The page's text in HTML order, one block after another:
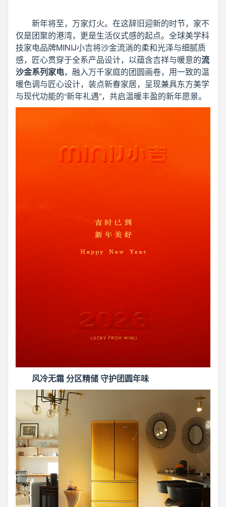
新年将至，万家灯火。在这辞旧迎新的时节，家不
仅是团聚的港湾，更是生活仪式感的起点。全球美学科
技家电品牌MINIJ小吉将沙金流淌的柔和光泽与细腻质
感，匠心贯穿于全系产品设计，以蕴含吉祥与暖意的流
沙金系列家电，融入万千家庭的团圆画卷，用一致的温
暖色调与匠心设计，装点新春家居，呈现兼具东方美学
与现代功能的“新年礼遇”，共启温暖丰盈的新年愿景。
风冷无霜 分区精储 守护团圆年味